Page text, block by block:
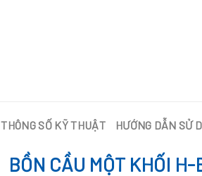
THÔNG SỐ KỸ THUẬT HƯỚNG DẪN SỬ
BỒN CẦU MỘT KHỐI